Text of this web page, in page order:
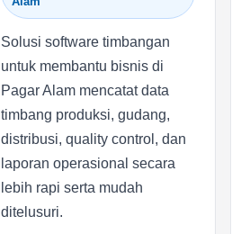
Solusi software timbangan
untuk membantu bisnis di
Pagar Alam mencatat data
timbang produksi, gudang,
distribusi, quality control, dan
laporan operasional secara
lebih rapi serta mudah
ditelusuri.